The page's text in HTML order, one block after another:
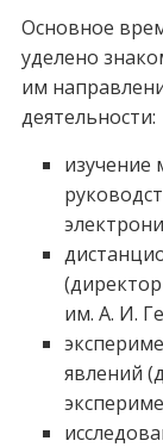
Основное
уделено
им
деятельности:
изучение
им. А. И.
явлений